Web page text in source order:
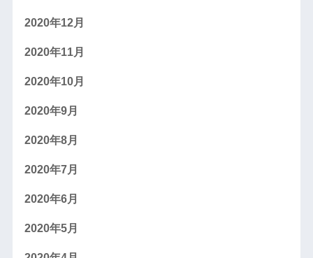
2020年12月
2020年11月
2020年10月
2020年9月
2020年8月
2020年7月
2020年6月
2020年5月